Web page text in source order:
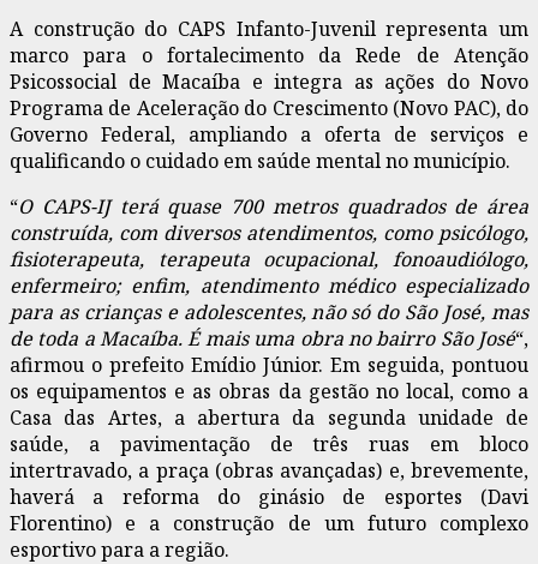
A construção do CAPS Infanto-Juvenil representa um
marco para o fortalecimento da Rede de Atenção
Psicossocial de Macaíba e integra as ações do Novo
Programa de Aceleração do Crescimento (Novo PAC), do
Governo Federal, ampliando a oferta de serviços e
qualificando o cuidado em saúde mental no município.
“O CAPS-IJ terá quase 700 metros quadrados de área
construída, com diversos atendimentos, como psicólogo,
fisioterapeuta, terapeuta ocupacional, fonoaudiólogo,
enfermeiro; enfim, atendimento médico especializado
para as crianças e adolescentes, não só do São José, mas
de toda a Macaíba. É mais uma obra no bairro São José“,
afirmou o prefeito Emídio Júnior. Em seguida, pontuou
os equipamentos e as obras da gestão no local, como a
Casa das Artes, a abertura da segunda unidade de
saúde, a pavimentação de três ruas em bloco
intertravado, a praça (obras avançadas) e, brevemente,
haverá a reforma do ginásio de esportes (Davi
Florentino) e a construção de um futuro complexo
esportivo para a região.